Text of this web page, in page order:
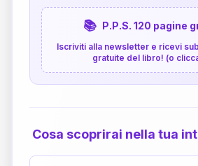
📚 P.P.S. 120 pagine
Iscriviti alla newsletter e ricevi
gratuite del libro! (o
Cosa scoprirai nella tua